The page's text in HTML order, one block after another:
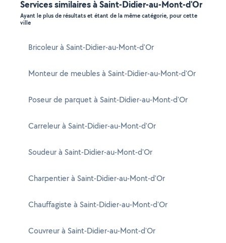
Services similaires à Saint-Didier-au-Mont-d'Or
Ayant le plus de résultats et étant de la même catégorie, pour cette
ville
Bricoleur à Saint-Didier-au-Mont-d'Or
Monteur de meubles à Saint-Didier-au-Mont-d'Or
Poseur de parquet à Saint-Didier-au-Mont-d'Or
Carreleur à Saint-Didier-au-Mont-d'Or
Soudeur à Saint-Didier-au-Mont-d'Or
Charpentier à Saint-Didier-au-Mont-d'Or
Chauffagiste à Saint-Didier-au-Mont-d'Or
Couvreur à Saint-Didier-au-Mont-d'Or